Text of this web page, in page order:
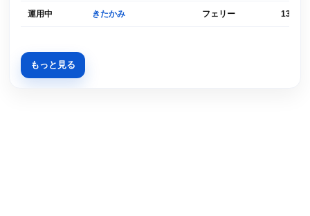
運用中 きたかみ フェリー 13693
もっと見る